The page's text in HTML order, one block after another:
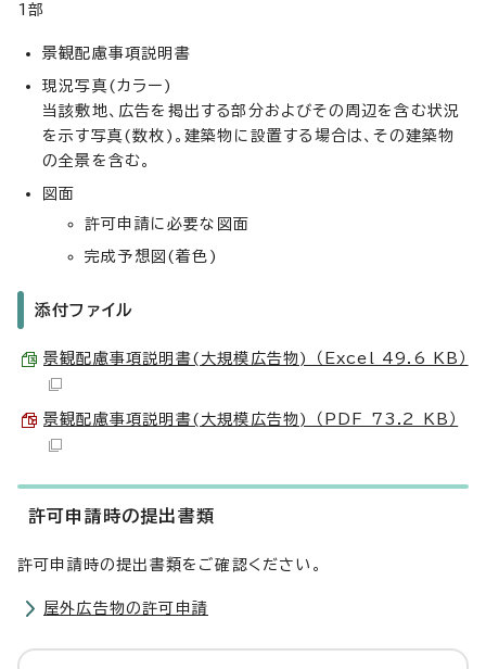
1部
景観配慮事項説明書
現況写真(カラー)
当該敷地、広告を掲出する部分およびその周辺を含む状況
を示す写真(数枚)。建築物に設置する場合は、その建築物
の全景を含む。
図面
許可申請に必要な図面
完成予想図(着色)
添付ファイル
景観配慮事項説明書(大規模広告物) （Excel 49.6 KB）
景観配慮事項説明書(大規模広告物) （PDF 73.2 KB）
許可申請時の提出書類
許可申請時の提出書類をご確認ください。
屋外広告物の許可申請